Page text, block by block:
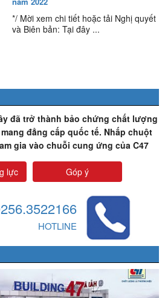
*/ Mời xem chi tiết hoặc tải Nghị quyết
và Biên bản: Tại đây ...
đã trở thành bảo chứng chất lượng
đẳng cấp quốc tế. Nhấp chuột
gia vào chuỗi cung ứng của C47
lực Góp ý
HOTLINE